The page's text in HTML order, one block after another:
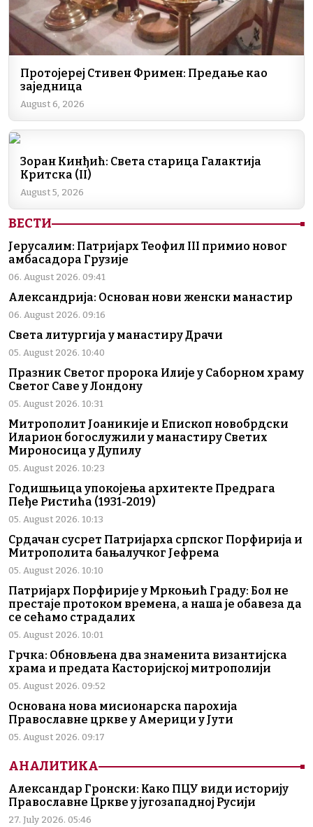
Протојереј Стивен Фримен: Предање као
заједница
August 6, 2026
Зоран Кинђић: Света старица Галактија
Критска (II)
August 5, 2026
ВЕСТИ
Јерусалим: Патријарх Теофил III примио новог
амбасадора Грузије
06. August 2026. 09:41
Александрија: Основан нови женски манастир
06. August 2026. 09:16
Света литургија у манастиру Драчи
05. August 2026. 10:40
Празник Светог пророка Илије у Саборном храму
Светог Саве у Лондону
05. August 2026. 10:31
Митрополит Јоаникије и Епископ новобрдски
Иларион богослужили у манастиру Светих
Мироносица у Дупилу
05. August 2026. 10:23
Годишњица упокојења архитекте Предрага
Пеђе Ристића (1931-2019)
05. August 2026. 10:13
Срдачан сусрет Патријарха српског Порфирија и
Митрополита бањалучког Јефрема
05. August 2026. 10:10
Патријарх Порфирије у Мркоњић Граду: Бол не
престаје протоком времена, а наша је обавеза да
се сећамо страдалих
05. August 2026. 10:01
Грчка: Обновљена два знаменита византијска
храма и предата Касторијској митрополији
05. August 2026. 09:52
Основана нова мисионарска парохија
Православне цркве у Америци у Јути
05. August 2026. 09:17
АНАЛИТИКА
Александар Гронски: Како ПЦУ види историју
Православне Цркве у југозападној Русији
27. July 2026. 05:46